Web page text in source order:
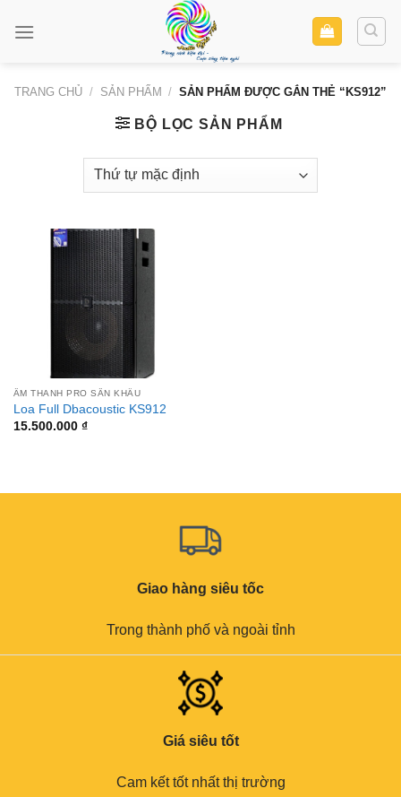
TRANG CHỦ / SẢN PHẨM / SẢN PHẨM ĐƯỢC GẮN THẺ “KS912”
BỘ LỌC SẢN PHẨM
ÂM THANH PRO SÂN KHẤU
Loa Full Dbacoustic KS912
15.500.000 ₫
Giao hàng siêu tốc
Trong thành phố và ngoài tỉnh
Giá siêu tốt
Cam kết tốt nhất thị trường